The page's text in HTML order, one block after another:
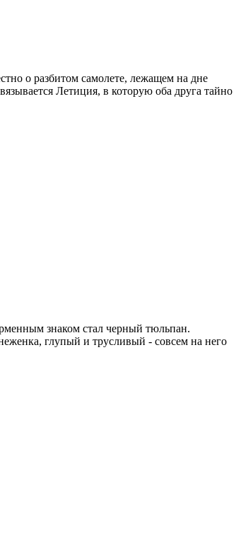
о разбитом самолете, лежащем на дне
Летиция, в которую оба друга тайно
знаком стал черный тюльпан.
глупый и трусливый - совсем на него